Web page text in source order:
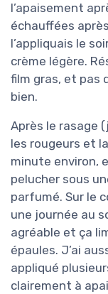
l’apaisement
échauffées
l’appliquais le
crème légère.
film gras, et pas
bien.
Après le rasage
les rougeurs et
minute environ,
pelucher sous
parfumé. Sur le
une journée au
agréable et ça
épaules. J’ai
appliqué
clairement à